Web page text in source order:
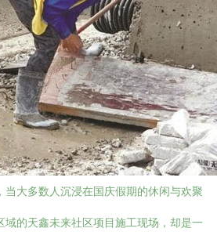
当大多数人沉浸在国庆假期的休闲与欢聚
域的天鑫未来社区项目施工现场，却是一